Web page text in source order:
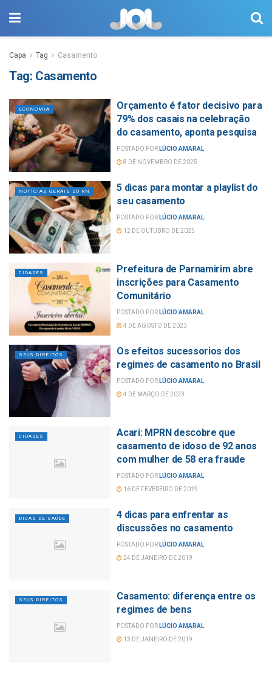
Capa Tag Casamento
Tag: Casamento
ECONOMIA
Orçamento é fator decisivo para
79% dos casais na celebração
do casamento, aponta pesquisa
POSTADO POR LÚCIO AMARAL
8 DE NOVEMBRO DE 2025
NOTÍCIAS GERAIS DO RN
5 dicas para montar a playlist do
seu casamento
POSTADO POR LÚCIO AMARAL
12 DE OUTUBRO DE 2025
CIDADES
Prefeitura de Parnamirim abre
inscrições para Casamento
Comunitário
POSTADO POR LÚCIO AMARAL
4 DE AGOSTO DE 2023
SEUS DIREITOS
Os efeitos sucessorios dos
regimes de casamento no Brasil
POSTADO POR LÚCIO AMARAL
4 DE MARÇO DE 2023
CIDADES
Acari: MPRN descobre que
casamento de idoso de 92 anos
com mulher de 58 era fraude
POSTADO POR LÚCIO AMARAL
16 DE FEVEREIRO DE 2019
DICAS DE SAÚDE
4 dicas para enfrentar as
discussões no casamento
POSTADO POR LÚCIO AMARAL
24 DE JANEIRO DE 2019
SEUS DIREITOS
Casamento: diferença entre os
regimes de bens
POSTADO POR LÚCIO AMARAL
13 DE JANEIRO DE 2019